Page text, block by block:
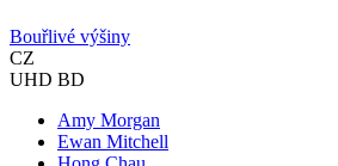
Bouřlivé výšiny
CZ
UHD BD
Amy Morgan
Ewan Mitchell